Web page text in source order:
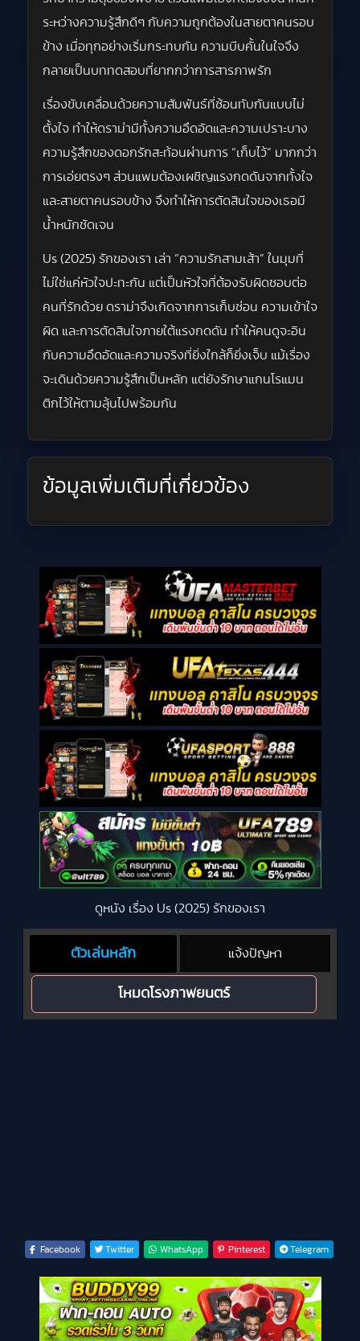
ระหว่างความรู้สึกดีๆ กับความถูกต้องในสายตาคนรอบ
ข้าง เมื่อทุกอย่างเริ่มกระทบกัน ความบีบคั้นในใจจึง
กลายเป็นบททดสอบที่ยากกว่าการสารภาพรัก
เรื่องขับเคลื่อนด้วยความสัมพันธ์ที่ซ้อนทับกันแบบไม่
ตั้งใจ ทำให้ดราม่ามีทั้งความอึดอัดและความเปราะบาง
ความรู้สึกของดอกรักสะท้อนผ่านการ “เก็บไว้” มากกว่า
การเอ่ยตรงๆ ส่วนแพมต้องเผชิญแรงกดดันจากทั้งใจ
และสายตาคนรอบข้าง จึงทำให้การตัดสินใจของเธอมี
น้ำหนักชัดเจน
Us (2025) รักของเรา เล่า “ความรักสามเส้า” ในมุมที่
ไม่ใช่แค่หัวใจปะทะกัน แต่เป็นหัวใจที่ต้องรับผิดชอบต่อ
คนที่รักด้วย ดราม่าจึงเกิดจากการเก็บซ่อน ความเข้าใจ
ผิด และการตัดสินใจภายใต้แรงกดดัน ทำให้คนดูจะอิน
กับความอึดอัดและความจริงที่ยิ่งใกล้ก็ยิ่งเจ็บ แม้เรื่อง
จะเดินด้วยความรู้สึกเป็นหลัก แต่ยังรักษาแกนโรแมน
ติกไว้ให้ตามลุ้นไปพร้อมกัน
ข้อมูลเพิ่มเติมที่เกี่ยวข้อง
ดูหนัง เรื่อง Us (2025) รักของเรา
ตัวเล่นหลัก แจ้งปัญหา
โหมดโรงภาพยนตร์
Facebook Twitter WhatsApp Pinterest Telegram